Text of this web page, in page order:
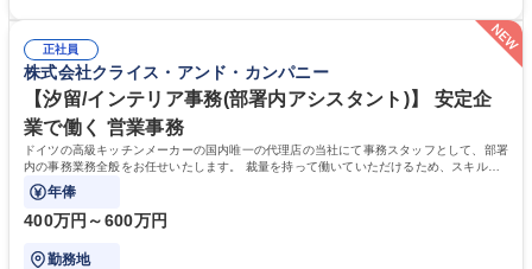
く 進行管理能力や調整力など、市場価値の高いキャリアアップが可能で
す。 ※業務の変更範囲：会社の定める業務※ 募集職種 【コーポレート庶
務】未経験歓迎/土日祝休/エンタメを支える事務
体感しながら、社会貢献性の高い業務に携わることができます。■単なる
ルーティンワークに留まらず、外注事業者との連携や業務プロセスの推進
など、自らの裁量で組織の仕組みづくりに関われるやりがいがあります。
■土日祝休みで、プライベートと両立しながら専門スキルを磨ける環境で
す。 学歴・資格 学歴：大学院 大学 高専 短大 専修学校 高校 語学力： 資
格：
正社員
株式会社クライス・アンド・カンパニー
【汐留/インテリア事務(部署内アシスタント)】 安定企
業で働く 営業事務
ドイツの高級キッチンメーカーの国内唯一の代理店の当社にて事務スタッフとして、部署
内の事務業務全般をお任せいたします。 裁量を持って働いていただけるため、スキルア
ップも可能です。
年俸
400万円～600万円
勤務地